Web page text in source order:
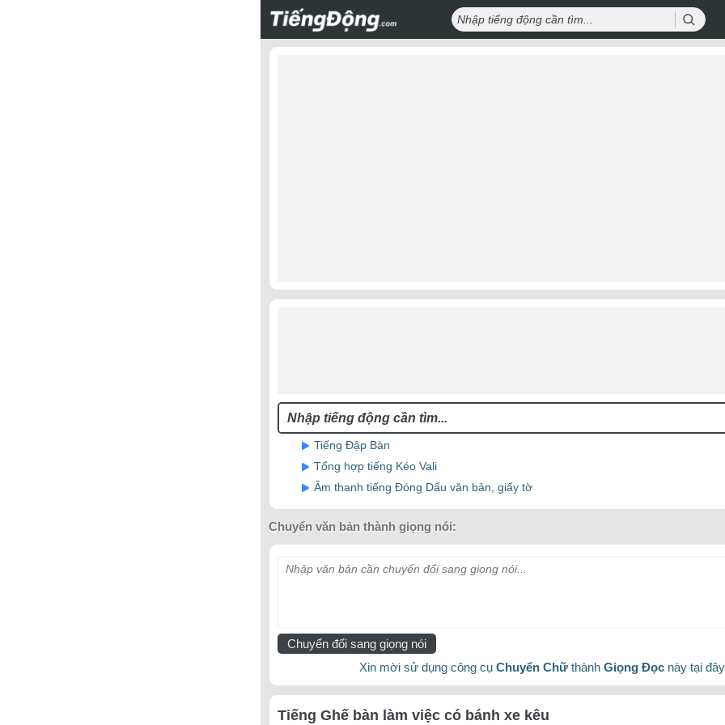
Tiếng Đập Bàn
Tổng hợp tiếng Kéo Vali
Âm thanh tiếng Đóng Dấu văn bản, giấy tờ
Chuyển văn bản thành giọng nói:
Nhập văn bản cần chuyển đổi sang giọng nói...
Chuyển đổi sang giọng nói
Xin mời sử dụng công cụ Chuyển Chữ thành Giọng Đọc này tại
Tiếng Ghế bàn làm việc có bánh xe kêu